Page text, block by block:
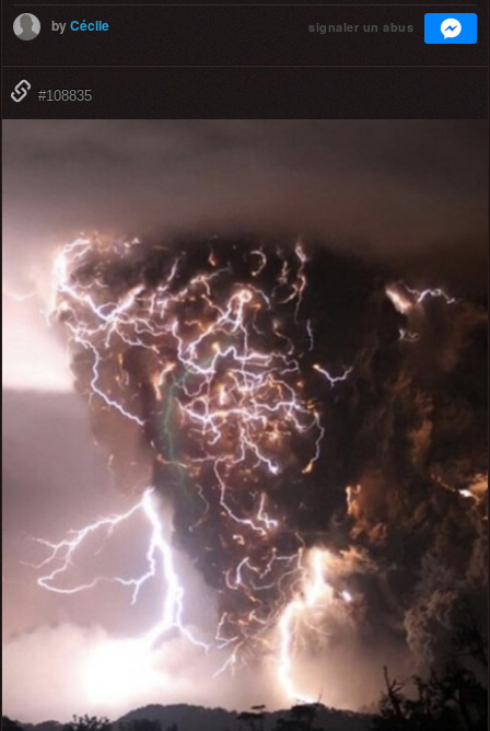
byCécile signaler un abus
#108835